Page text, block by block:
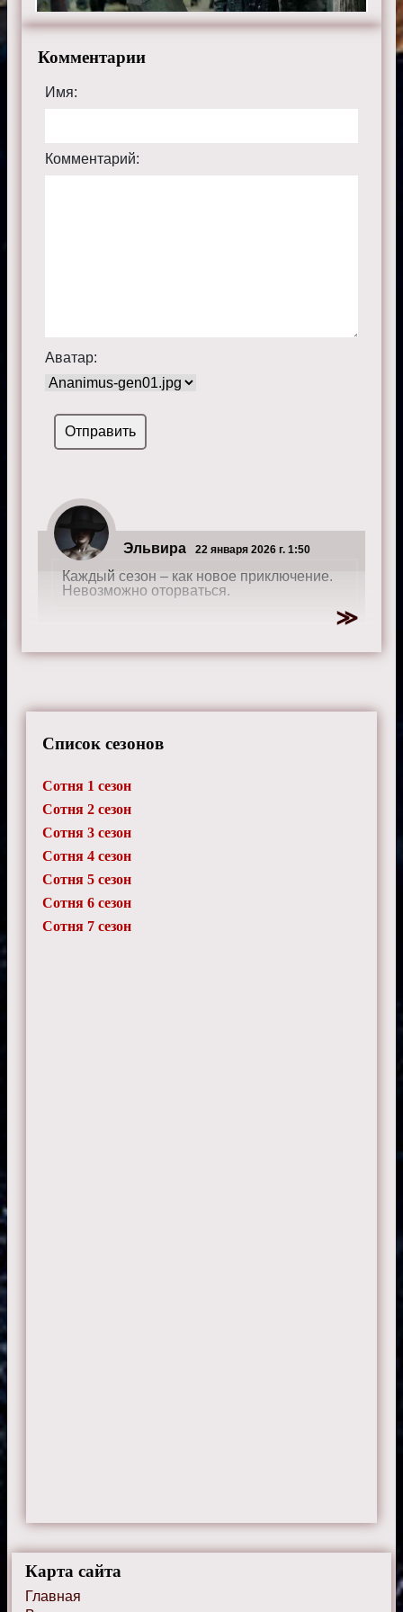
Комментарии
Имя:
Комментарий:
Аватар:
Эльвира 22 января 2026 г. 1:50
Каждый сезон – как новое приключение.
Невозможно оторваться.
В Сотне много внимания уделяется
Финал Сотны - это что-то с чем-то.
Готовьтесь к эмоциональному взрыву.
Список сезонов
Сотня 1 сезон
Сотня 2 сезон
Сотня 3 сезон
Сотня 4 сезон
Сотня 5 сезон
Сотня 6 сезон
Сотня 7 сезон
Карта сайта
Главная